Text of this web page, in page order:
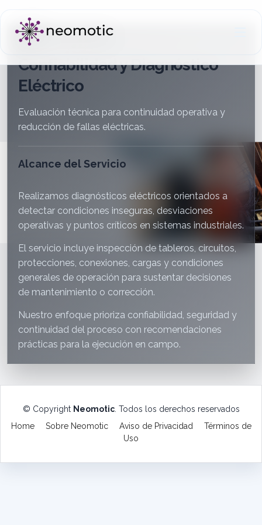
SERVICIO
Confiabilidad y Diagnóstico
Eléctrico
Evaluación técnica para continuidad operativa y
reducción de fallas eléctricas.
Alcance del Servicio
Realizamos diagnósticos eléctricos orientados a
detectar condiciones inseguras, desviaciones
operativas y puntos críticos en sistemas industriales.
El servicio incluye inspección de tableros, circuitos,
protecciones, conexiones, cargas y condiciones
generales de operación para sustentar decisiones
de mantenimiento o corrección.
Nuestro enfoque prioriza confiabilidad, seguridad y
continuidad del proceso con recomendaciones
prácticas para la ejecución en campo.
© Copyright Neomotic. Todos los derechos reservados
Home
Sobre Neomotic Aviso de Privacidad
Términos de
Uso